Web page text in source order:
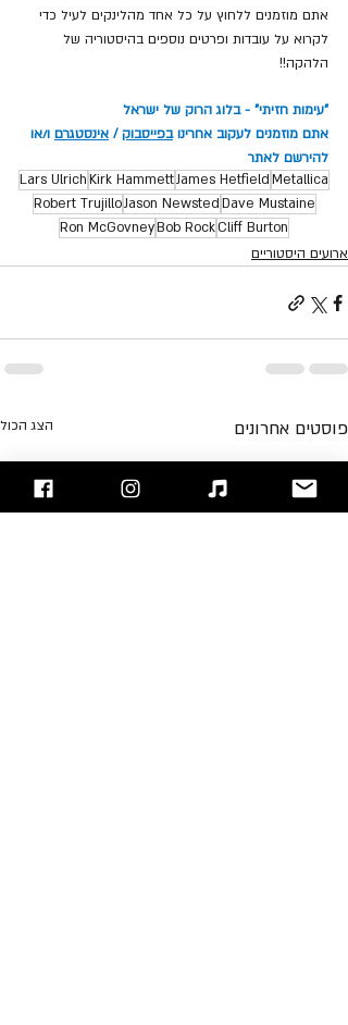
אתם מוזמנים ללחוץ על כל אחד מהלינקים לעיל כדי
לקרוא על עובדות ופרטים נוספים בהיסטוריה של
הלהקה!!
"עימות חזיתי" - בלוג הרוק של ישראל
אתם מוזמנים לעקוב אחרינו בפייסבוק / אינסטגרם ו/או
להירשם לאתר
Metallica
James Hetfield
Kirk Hammett
Lars Ulrich
Dave Mustaine
Jason Newsted
Robert Trujillo
Cliff Burton
Bob Rock
Ron McGovney
ארועים היסטוריים
פוסטים אחרונים הצג הכול